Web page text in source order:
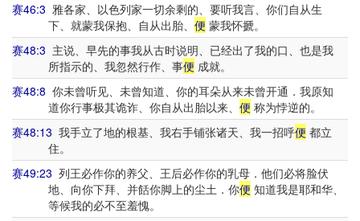
赛46:3 雅各家、以色列家一切余剩的、要听我言、你们自从生
下、就蒙我保抱、自从出胎、 便 蒙我怀搋。
赛48:3 主说、早先的事我从古时说明、已经出了我的口、也是我
所指示的、我忽然行作、事便 成就。
赛48:8 你未曾听见、未曾知道、你的耳朵从来未曾开通．我原知
道你行事极其诡诈、你自从出胎以来、 便 称为悖逆的。
赛48:13 我手立了地的根基、我右手铺张诸天、我一招呼便 都立
住。
赛49:23 列王必作你的养父、王后必作你的乳母．他们必将脸伏
地、向你下拜、并餂你脚上的尘土．你便 知道我是耶和华、
等候我的必不至羞愧。